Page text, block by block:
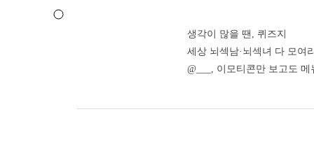
생각이 많을 땐, 퀴즈지
세상 뇌섹남·뇌섹녀 다 모여
@___, 이모티콘만 보고도